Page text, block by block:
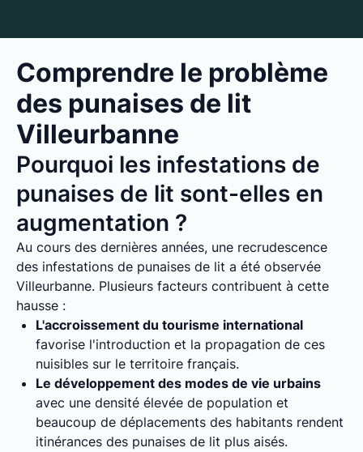
Comprendre le problème
des punaises de lit
Villeurbanne
Pourquoi les infestations de
punaises de lit sont-elles en
augmentation ?
Au cours des dernières années, une recrudescence
des infestations de punaises de lit a été observée
Villeurbanne. Plusieurs facteurs contribuent à cette
hausse :
L'accroissement du tourisme international
favorise l'introduction et la propagation de ces
nuisibles sur le territoire français.
Le développement des modes de vie urbains
avec une densité élevée de population et
beaucoup de déplacements des habitants rendent
itinérances des punaises de lit plus aisés.